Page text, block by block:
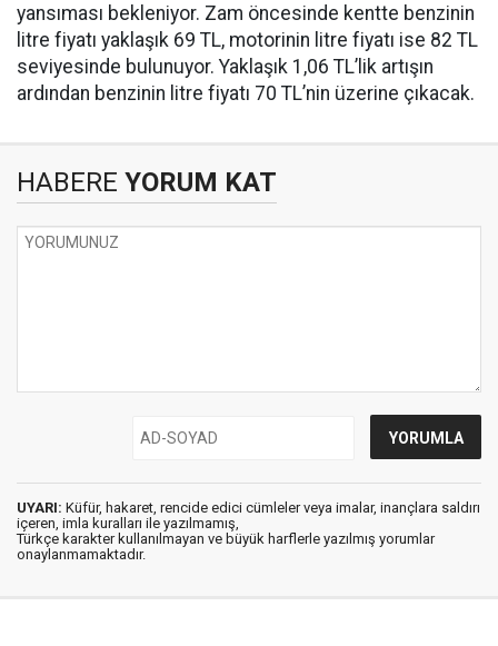
yansıması bekleniyor. Zam öncesinde kentte benzinin
litre fiyatı yaklaşık 69 TL, motorinin litre fiyatı ise 82 TL
seviyesinde bulunuyor. Yaklaşık 1,06 TL’lik artışın
ardından benzinin litre fiyatı 70 TL’nin üzerine çıkacak.
HABERE YORUM KAT
UYARI: Küfür, hakaret, rencide edici cümleler veya imalar, inançlara saldırı
içeren, imla kuralları ile yazılmamış,
Türkçe karakter kullanılmayan ve büyük harflerle yazılmış yorumlar
onaylanmamaktadır.